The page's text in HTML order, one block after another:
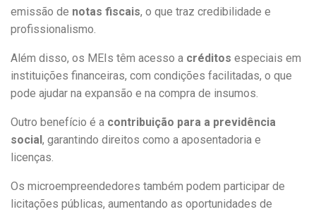
emissão de notas fiscais, o que traz credibilidade e
profissionalismo.
Além disso, os MEIs têm acesso a créditos especiais em
instituições financeiras, com condições facilitadas, o que
pode ajudar na expansão e na compra de insumos.
Outro benefício é a contribuição para a previdência
social , garantindo direitos como a aposentadoria e
licenças.
Os microempreendedores também podem participar de
licitações públicas, aumentando as oportunidades de